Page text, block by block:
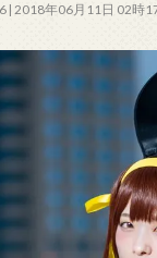
| 2018年06月11日 02時